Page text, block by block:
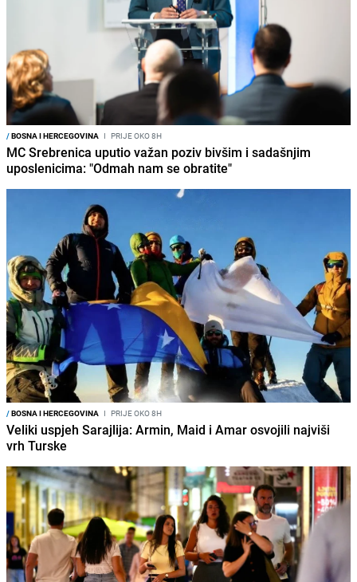
/BOSNA I HERCEGOVINA I PRIJE OKO 8H
MC Srebrenica uputio važan poziv bivšim i sadašnjim
uposlenicima: "Odmah nam se obratite"
/BOSNA I HERCEGOVINA I PRIJE OKO 8H
Veliki uspjeh Sarajlija: Armin, Maid i Amar osvojili najviši
vrh Turske